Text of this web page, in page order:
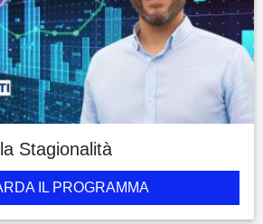
Stagionalità
IL PROGRAMMA